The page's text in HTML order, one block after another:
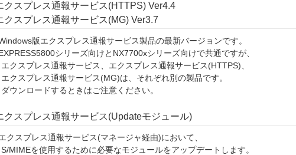
クスプレス通報サービス(HTTPS) Ver4.4
クスプレス通報サービス(MG) Ver3.7
版エクスプレス通報サービス製品の最新バージョンです。
シリーズ向けとNX7700xシリーズ向けで共通ですが、
スプレス通報サービス、エクスプレス通報サービス(HTTPS)、
スプレス通報サービス(MG)は、それぞれ別の製品です。
ンロードするときはご注意ください。
クスプレス通報サービス(Updateモジュール)
スプレス通報サービス(マネージャ経由)において、
を使用するために必要なモジュールをアップデートします。